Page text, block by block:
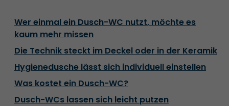
Wer einmal ein Dusch-WC nutzt, möchte es
kaum mehr missen
Die Technik steckt im Deckel oder in der Keramik
Hygienedusche lässt sich individuell einstellen
Was kostet ein Dusch-WC?
Dusch-WCs lassen sich leicht putzen